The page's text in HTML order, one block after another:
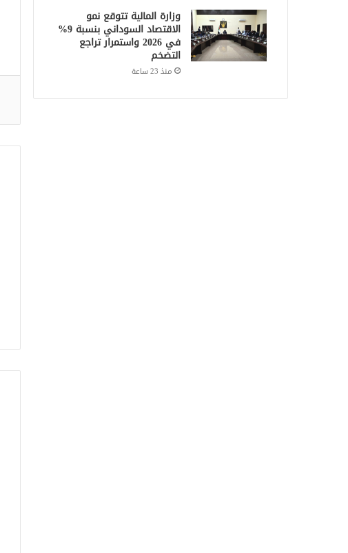
وزارة المالية تتوقع نمو
الاقتصاد السوداني بنسبة 9%
في 2026 واستمرار تراجع
التضخم
منذ 23 ساعة